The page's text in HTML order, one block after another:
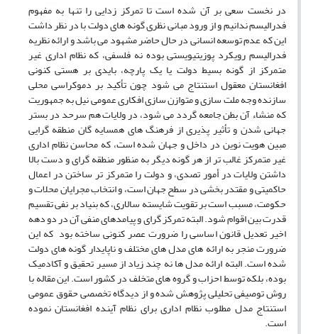
در نخست سعی بر آن شده است تا تمرکز زدایی را تنها به مفهوم
فدرالیسم ندانیم و از ورود مبانی نظری گونه های دولت با در نظر داشت
این که عدم توسعه انسانی در حال حاضر مشهود می باشد و ارائه نظریه
فدرالیسم رویکرد پوزیتیویستی بوده نه فلسفی، که نظام اداری غیر
متمرکز از گونه بسیط دولت یا یک پارچه، بایدی بر هستی کنونی
افغانستان معقول استنتاج می شود چون تأکید بر دموکراسی محلی
سازنده وجه ملت سازی و متوازن سازی افکاری عمومی نیل به جمهوریت
که منشاء آن بطن جامعه گردد می شود، در ولایات هم سرحد در بستر
جهانی شدن و تأثیر پذیری از فرهنگ های همسایه گان منطقه گرایی
مبین هویت نوین در داخل و جهان شده است، که محاسن نظام اداری
غیر متمرکز غالب تر از هر گونه دیگر به منظور منطقه گرای و دست بالا
داشتن ولایات در أمور تصدی، و دولت را متمرکز تر ساختن در اعمال
حاکمیتی و مقتدر بخشی در سطح جهان است، و انتخاب مجرایان محلات و
حکومت، مسبب است بر تقویت شایسته سالاری، که بنیاد بر نفی تقسیم
قدرت بین اقوام شود. البته تمرکز گرای و پیامدهای منفی آن در دو دهه
اخیر تعدیل قانون اساسی را ضرورت عصر کنونی ساخته بود که این
ضرورت منجر به ارائه های مدل های مختلف و ناپایدار گونه های دولت
شده است. البته ارائه مدل ها نه چند زیاد از مسیر تحقیق و آکادمیک
بوده، بلکه توسط احزاب و گروه های متخلف در کشور است. این مقاله با
روش توصیفی تحلیلی پژوهش شده و از دیدگاه تخصصی حقوق عمومی
استنتاج مدل مطلوب نظام اداری برای نظام آینده افغانستان نموده
است.